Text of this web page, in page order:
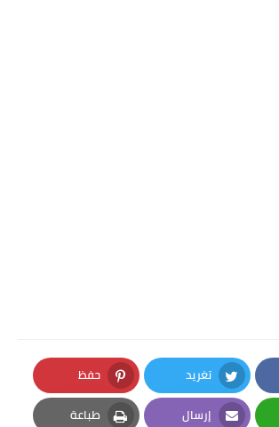
تغريد
Twitter
حفظ
Pinterest
إرسال طباعة